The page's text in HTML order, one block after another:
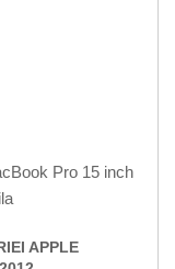
Pro 15 inch
APPLE